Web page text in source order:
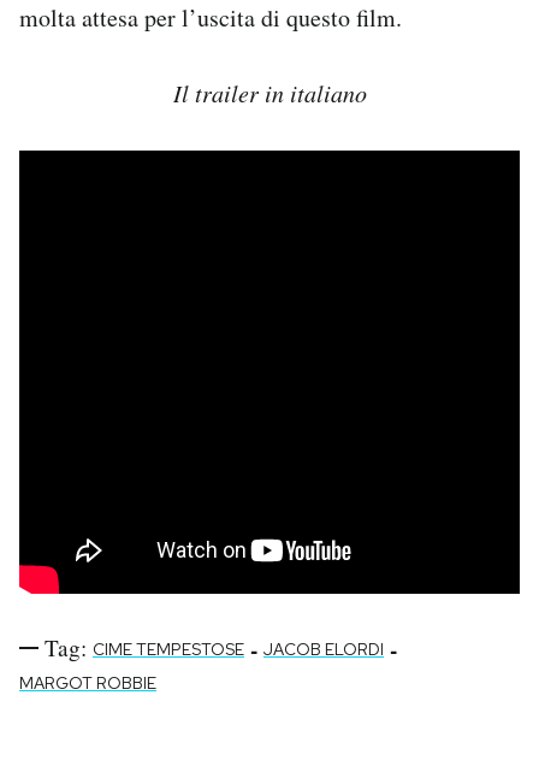
molta attesa per l’uscita di questo film.
Il trailer in italiano
Tag: CIME TEMPESTOSE - JACOB ELORDI -
MARGOT ROBBIE